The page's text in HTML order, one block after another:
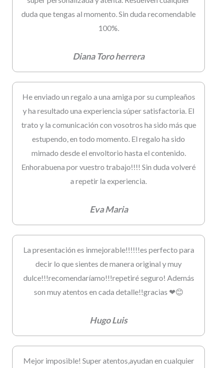
duda que tengas al momento. Sin duda recomendable
100%.
Diana Toro herrera
He enviado un regalo a una amiga por su cumpleaños
y ha resultado una experiencia súper satisfactoria. El
trato y la comunicación con vosotros ha sido más que
estupendo, en todo momento. El regalo ha sido
mimado desde el envoltorio hasta el contenido.
Enhorabuena por vuestro trabajo!!!! Sin duda volveré
a repetir la experiencia.
Eva Maria
La presentación es inmejorable!!!!!!es perfecto para
decir lo que sientes de manera original y muy
dulce!!!recomendaríamo!!!repetiré seguro! Además
son muy atentos en cada detalle!!gracias ❤😊
Hugo Luis
Mejor imposible! Super atentos,ayudan en cualquier